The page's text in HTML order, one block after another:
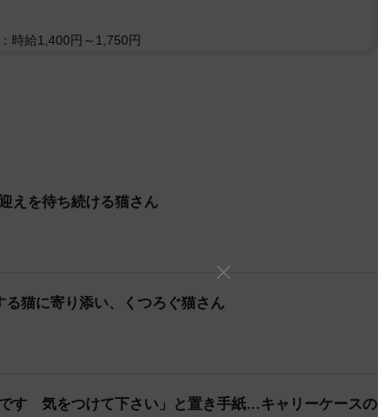
れた風さん（左）とよしおくんは大の仲良し
今の家族と出会ったのは3月下旬、兵庫県内で開催さ
1月中旬だと言いますから、幸せをつかむまでに約4か月
ったことから、所有権放棄の書類を交わした動物愛護団
庫にやって来たのです。
時給1,400円～1,750円
えを待ち続ける猫さん
る猫に寄り添い、くつろぐ猫さん
です 気をつけて下さい」と置き手紙…キャリーケースの